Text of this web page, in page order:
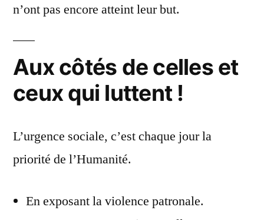
n’ont pas encore atteint leur but.
Aux côtés de celles et
ceux qui luttent !
L’urgence sociale, c’est chaque jour la
priorité de l’Humanité.
En exposant la violence patronale.